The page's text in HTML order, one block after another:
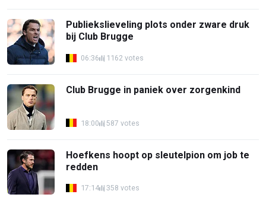
Publiekslieveling plots onder zware druk
bij Club Brugge
06:36 1162 votes
Club Brugge in paniek over zorgenkind
18:00 587 votes
Hoefkens hoopt op sleutelpion om job te
redden
17:14 358 votes